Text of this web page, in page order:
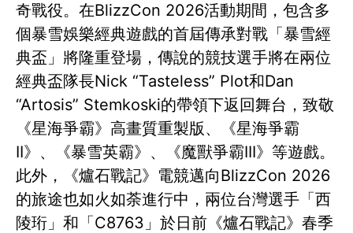
奇戰役。在BlizzCon 2026活動期間，包含多
個暴雪娛樂經典遊戲的首屆傳承對戰「暴雪經
典盃」將隆重登場，傳說的競技選手將在兩位
經典盃隊長Nick “Tasteless” Plot和Dan
“Artosis” Stemkoski的帶領下返回舞台，致敬
《星海爭霸》高畫質重製版、《星海爭霸
II》、《暴雪英霸》、《魔獸爭霸III》等遊戲。
此外，《爐石戰記》電競邁向BlizzCon 2026
的旅途也如火如荼進行中，兩位台灣選手「西
陵珩」和「C8763」於日前《爐石戰記》春季